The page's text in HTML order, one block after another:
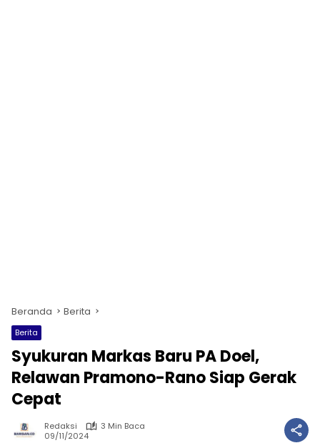
Beranda Berita
Berita
Syukuran Markas Baru PA Doel,
Relawan Pramono-Rano Siap Gerak
Cepat
Redaksi
3 Min Baca
09/11/2024